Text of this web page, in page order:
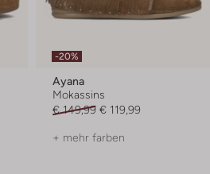
-20%
Ayana
Mokassins
€ 149,99 € 119,99
+ mehr farben